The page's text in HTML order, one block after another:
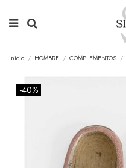
Inicio HOMBRE COMPLEMENTOS
-40%